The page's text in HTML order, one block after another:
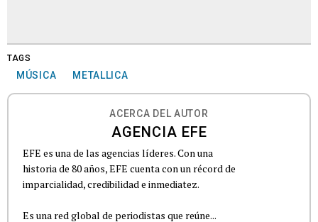
TAGS
MÚSICA METALLICA
ACERCA DEL AUTOR
AGENCIA EFE
EFE es una de las agencias líderes. Con una
historia de 80 años, EFE cuenta con un récord de
imparcialidad, credibilidad e inmediatez.
Es una red global de periodistas que reúne...